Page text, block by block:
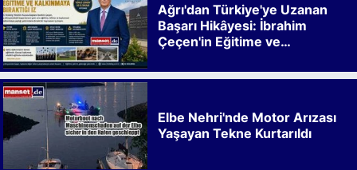
Ağrı'dan Türkiye'ye Uzanan
Başarı Hikâyesi: İbrahim
Çeçen'in Eğitime ve
Elbe Nehri'nde Motor Arızası
Yaşayan Tekne Kurtarıldı